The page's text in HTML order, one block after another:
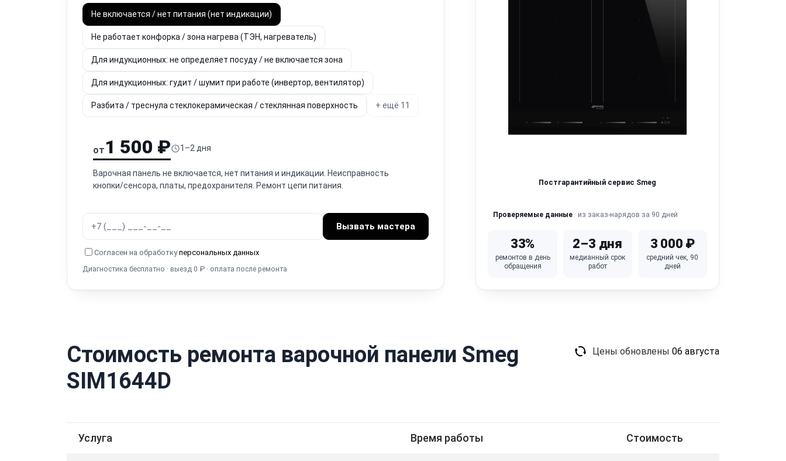
Не включается / нет питания (нет индикации)
Не работает конфорка / зона нагрева (ТЭН, нагреватель)
Для индукционных: не определяет посуду / не включается зона
Для индукционных: гудит / шумит при работе (инвертор, вентилятор)
Разбита / треснула стеклокерамическая / стеклянная поверхность + ещё 11
от 1 500 ₽ 1–2 дня
Варочная панель не включается, нет питания и индикации. Неисправность
кнопки/сенсора, платы, предохранителя. Ремонт цепи питания.
Вызвать мастера
Согласен на обработкуперсональных данных
Диагностика бесплатно · выезд 0 ₽ · оплата после ремонта
Постгарантийный сервис Smeg
Проверяемые данные из заказ-нарядов за 90 дней
33%
ремонтов в день
обращения
2–3 дня
медианный срок
работ
3 000 ₽
средний чек, 90
дней
Стоимость ремонта варочной панели Smeg
SIM1644D
Цены обновлены 06 августа
Услуга Время работы Стоимость